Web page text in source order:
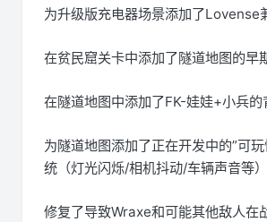
为升级版充电器场景添加了Lovense
在贫民窟关卡中添加了隧道地图的早
在隧道地图中添加了FK-娃娃+小兵的
为隧道地图添加了正在开发中的”可
统（灯光闪烁/相机抖动/车辆声音等）
修复了导致Wraxe和可能其他敌人在